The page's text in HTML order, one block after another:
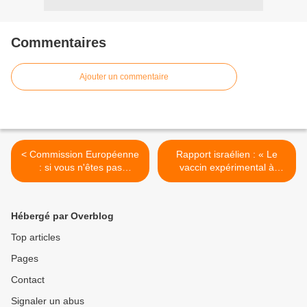
Commentaires
Ajouter un commentaire
< Commission Européenne
: si vous n'êtes pas
vaccinés ç'est que vous
Rapport israélien : « Le
vaccin expérimental à
ARNm de Pfizer a tué «
Hébergé par Overblog
Top articles
Pages
Contact
Signaler un abus